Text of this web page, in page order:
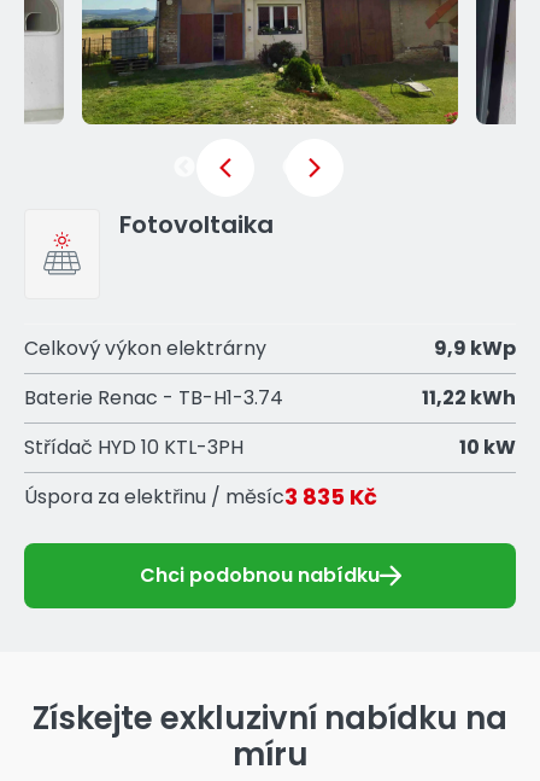
Fotovoltaika
Celkový výkon elektrárny
9,9 kWp
Baterie Renac - TB-H1-3.74
11,22 kWh
Střídač HYD 10 KTL-3PH
10 kW
Úspora za elektřinu / měsíc3 835 Kč
Chci podobnou nabídku
Previous Next
Získejte exkluzivní nabídku na
míru